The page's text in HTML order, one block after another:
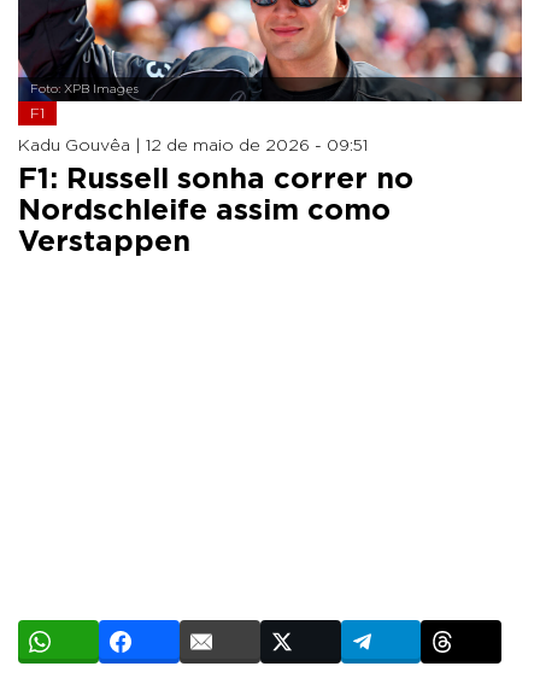
Foto: XPB Images
F1
Kadu Gouvêa | 12 de maio de 2026 - 09:51
F1: Russell sonha correr no
Nordschleife assim como
Verstappen